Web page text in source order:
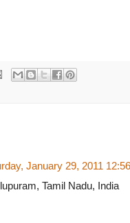
January 29, 2011
Tamil Nadu, India